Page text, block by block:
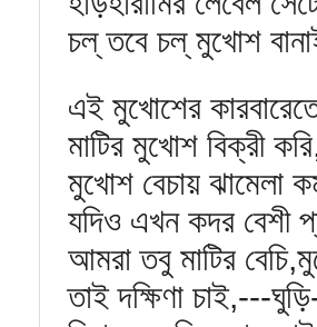
চল্‌ তবে চল্‌ মুখোশ
এই মুখোশের
মাটির মুখোশ বিক্রী
মুখোশ বেচায় ঝামেলা
যদিও এখন কদর বেশী
আমরা তবু মাটির
তাই দক্ষিণা চাই,---